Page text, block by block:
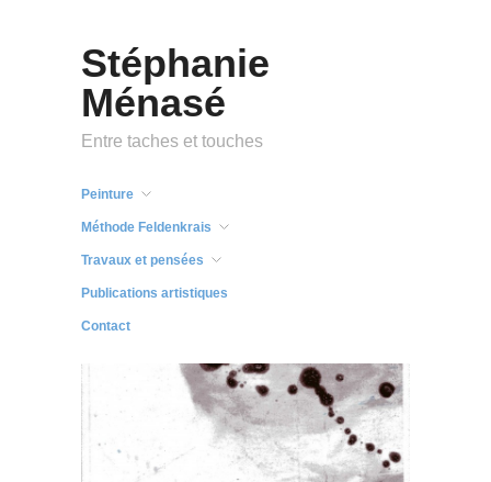
Stéphanie
Ménasé
Entre taches et touches
Peinture
Méthode Feldenkrais
Travaux et pensées
Publications artistiques
Contact